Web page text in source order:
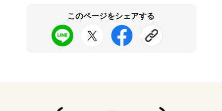
このページをシェアする